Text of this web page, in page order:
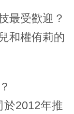
最受歡迎？
和權侑莉的
於2012年推